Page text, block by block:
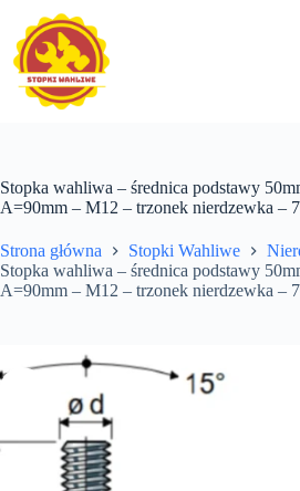
treści
Stopka wahliwa – średnica podstawy
A=90mm – M12 – trzonek nierdzewka –
Strona główna Stopki Wahliwe
Stopka wahliwa – średnica podstawy
A=90mm – M12 – trzonek nierdzewka –